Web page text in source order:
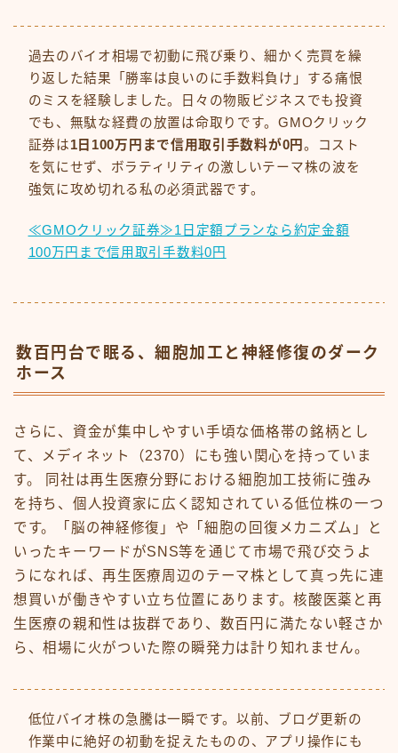
過去のバイオ相場で初動に飛び乗り、細かく売買を繰
り返した結果「勝率は良いのに手数料負け」する痛恨
のミスを経験しました。日々の物販ビジネスでも投資
でも、無駄な経費の放置は命取りです。GMOクリック
証券は1日100万円まで信用取引手数料が0円 。コスト
を気にせず、ボラティリティの激しいテーマ株の波を
強気に攻め切れる私の必須武器です。
≪GMOクリック証券≫1日定額プランなら約定金額
100万円まで信用取引手数料0円
数百円台で眠る、細胞加工と神経修復のダーク
ホース
さらに、資金が集中しやすい手頃な価格帯の銘柄とし
て、メディネット（2370）にも強い関心を持っていま
す。 同社は再生医療分野における細胞加工技術に強み
を持ち、個人投資家に広く認知されている低位株の一つ
です。「脳の神経修復」や「細胞の回復メカニズム」と
いったキーワードがSNS等を通じて市場で飛び交うよ
うになれば、再生医療周辺のテーマ株として真っ先に連
想買いが働きやすい立ち位置にあります。核酸医薬と再
生医療の親和性は抜群であり、数百円に満たない軽さか
ら、相場に火がついた際の瞬発力は計り知れません。
低位バイオ株の急騰は一瞬です。以前、ブログ更新の
作業中に絶好の初動を捉えたものの、アプリ操作にも